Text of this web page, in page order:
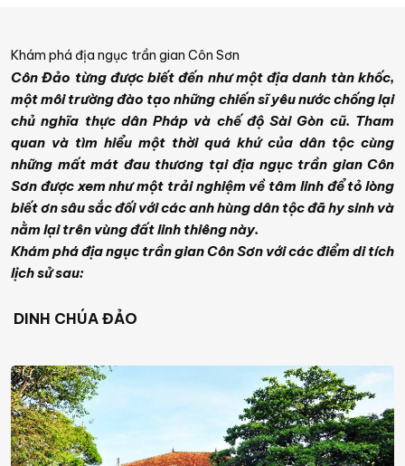
Khám phá địa ngục trần gian Côn Sơn
Côn Đảo từng được biết đến như một địa danh tàn khốc,
một môi trường đào tạo những chiến sĩ yêu nước chống lại
chủ nghĩa thực dân Pháp và chế độ Sài Gòn cũ. Tham
quan và tìm hiểu một thời quá khứ của dân tộc cùng
những mất mát đau thương tại địa ngục trần gian Côn
Sơn được xem như một trải nghiệm về tâm linh để tỏ lòng
biết ơn sâu sắc đối với các anh hùng dân tộc đã hy sinh và
nằm lại trên vùng đất linh thiêng này.
Khám phá địa ngục trần gian Côn Sơn với các điểm di tích
lịch sử sau:
DINH CHÚA ĐẢO